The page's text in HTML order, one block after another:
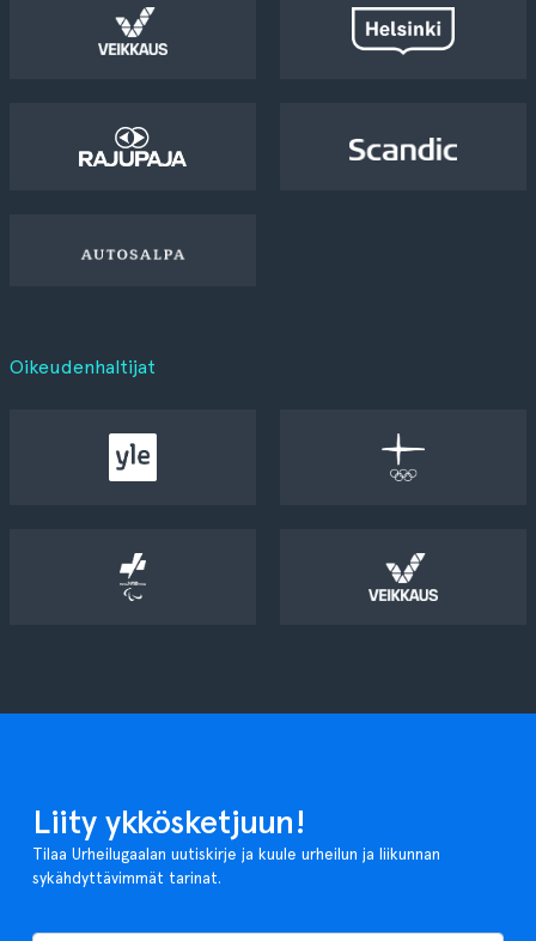
Oikeudenhaltijat
Liity ykkösketjuun!
Tilaa Urheilugaalan uutiskirje ja kuule urheilun ja liikunnan
sykähdyttävimmät tarinat.